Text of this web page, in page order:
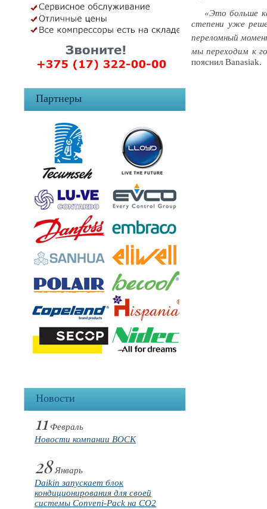
Партнеры
Новости
11 Февраль
Новости компании BOCK
28Январь
Daikin запускает блок
кондиционирования для своей
системы Conveni-Pack на CO2
«Это больше
степени уже
переломный
мы переходим к
пояснил Banasiak.